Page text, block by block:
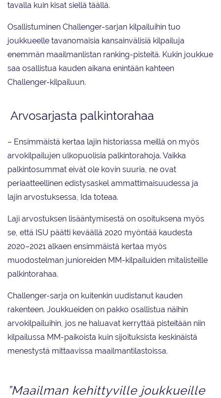
tavalla kuin kisat siellä täällä.
Osallistuminen Challenger-sarjan kilpailuihin tuo
joukkueelle tavanomaisia kansainvälisiä kilpailuja
enemmän maailmanlistan ranking-pisteitä. Kukin joukkue
saa osallistua kauden aikana enintään kahteen
Challenger-kilpailuun.
Arvosarjasta palkintorahaa
– Ensimmäistä kertaa lajin historiassa meillä on myös
arvokilpailujen ulkopuolisia palkintorahoja. Vaikka
palkintosummat eivät ole kovin suuria, ne ovat
periaatteellinen edistysaskel ammattimaisuudessa ja
lajin arvostuksessa, Ida toteaa.
Laji arvostuksen lisääntymisestä on osoituksena myös
se, että ISU päätti keväällä 2020 myöntää kaudesta
2020–2021 alkaen ensimmäistä kertaa myös
muodostelman junioreiden MM-kilpailuiden mitalisteille
palkintorahaa.
Challenger-sarja on kuitenkin uudistanut kauden
rakenteen. Joukkueiden on pakko osallistua näihin
arvokilpailuihin, jos ne haluavat kerryttää pisteitään niin
kilpailussa MM-paikoista kuin sijoituksista keskinäistä
menestystä mittaavissa maailmantilastoissa.
”Maailman kehittyville joukkueille